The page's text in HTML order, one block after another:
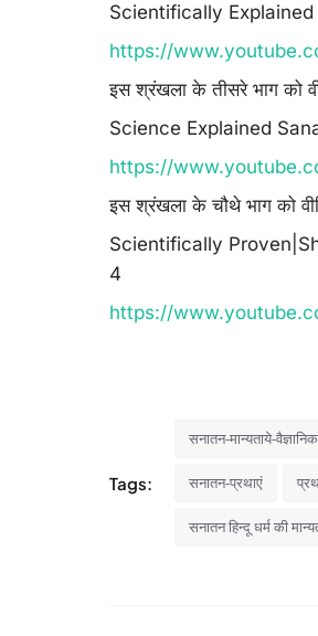
Scientifically Explained
https://
इस श्रंखला के तीसरे भाग को
Science Explained
https://
इस श्रंखला के चौथे भाग को
Scientifically
4
https://
Tags:
सनातन-मान्यताये-
सनातन-प्रथाएं
सनातन हिन्दू धर्म की